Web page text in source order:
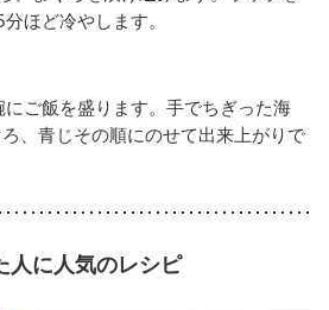
ほど冷やします。
ご飯を盛ります。手でちぎった海
、青じその順にのせて出来上がりで
人に人気のレシピ